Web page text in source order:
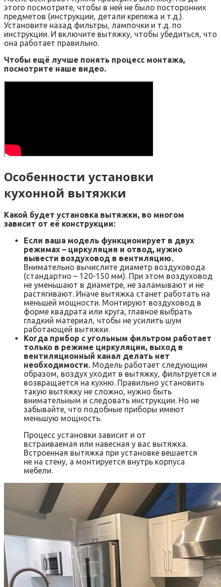
этого посмотрите, чтобы в ней не было посторонних
предметов (инструкции, детали крепежа и т.д.).
Установите назад фильтры, лампочки и т.д. по
инструкции. И включите вытяжку, чтобы убедиться, что
она работает правильно.
Чтобы ещё лучше понять процесс монтажа,
посмотрите наше видео.
Особенности установки
кухонной вытяжки
Какой будет установка вытяжки, во многом
зависит от её конструкции:
Если ваша модель функционирует в двух
режимах – циркуляция и отвод, нужно
вывести воздуховод в вентиляцию.
Внимательно вычислите диаметр воздуховода
(стандартно – 120-150 мм). При этом воздуховод
не уменьшают в диаметре, не заламывают и не
растягивают. Иначе вытяжка станет работать на
меньшей мощности. Монтируют воздуховод в
форме квадрата или круга, главное выбрать
гладкий материал, чтобы не усилить шум
работающей вытяжки.
Когда прибор с угольным фильтром работает
только в режиме циркуляции, выход в
вентиляционный канал делать нет
необходимости. Модель работает следующим
образом, воздух уходит в вытяжку, фильтруется и
возвращается на кухню. Правильно установить
такую вытяжку не сложно, нужно быть
внимательным и следовать инструкции. Но не
забывайте, что подобные приборы имеют
меньшую мощность.
Процесс установки зависит и от
встраиваемая или навесная у вас вытяжка.
Встроенная вытяжка при установке вешается
не на стену, а монтируется внутрь корпуса
мебели.